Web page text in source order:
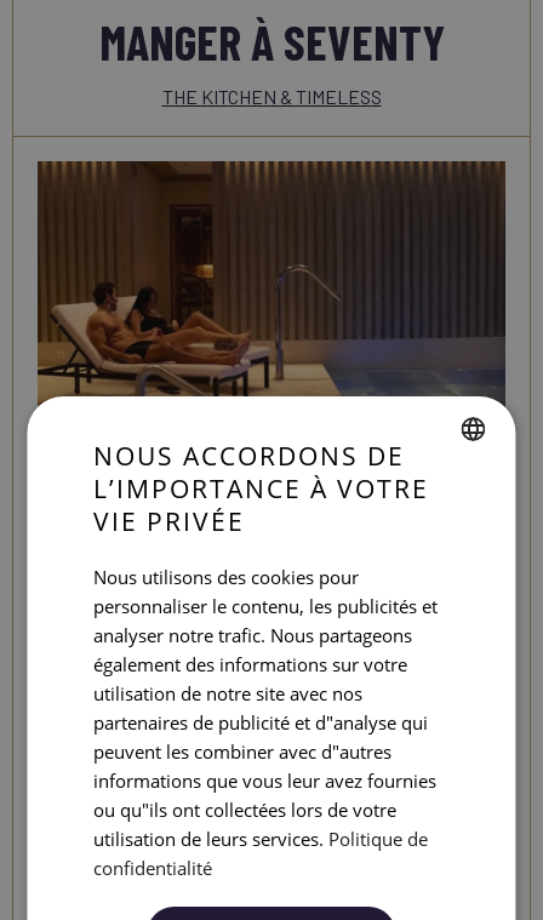
MANGER À SEVENTY
THE KITCHEN & TIMELESS
LOVE EXPERIENCE
KEEP CALM & RELAX
massage relaxant pour couple dans une cabine
doubledans notre Seventy Spa - Organic & Vegan.
RELAX & SPA
SPANISH
GERMAN
RUSSIAN
NOUS ACCORDONS DE
L’IMPORTANCE À VOTRE
VIE PRIVÉE
Nous utilisons des cookies pour
personnaliser le contenu, les publicités et
analyser notre trafic. Nous partageons
également des informations sur votre
utilisation de notre site avec nos
partenaires de publicité et d"analyse qui
peuvent les combiner avec d"autres
informations que vous leur avez fournies
ou qu"ils ont collectées lors de votre
utilisation de leurs services. Politique de
confidentialité